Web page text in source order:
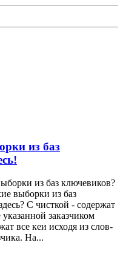
из баз
из баз ключевиков?
выборки из баз
С чисткой - содержат
заказчиком
все кеи исходя из слов-
На...